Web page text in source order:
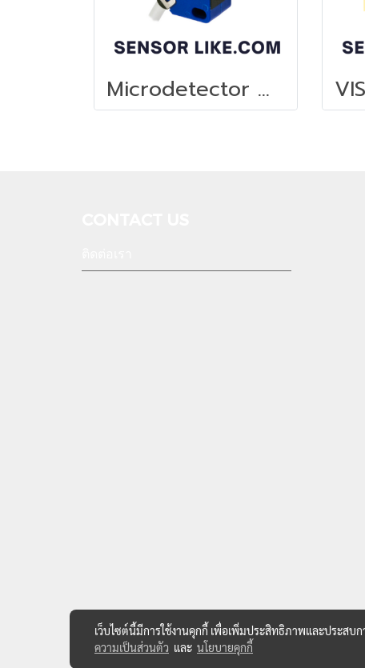
Microdetector QMR7RN-OA
เว็บไซต์นี้มีการใช้งานคุกกี้ เพื่อเพิ่มประสิทธิภาพและประสบ
ความเป็นส่วนตัว และ นโยบายคุกกี้